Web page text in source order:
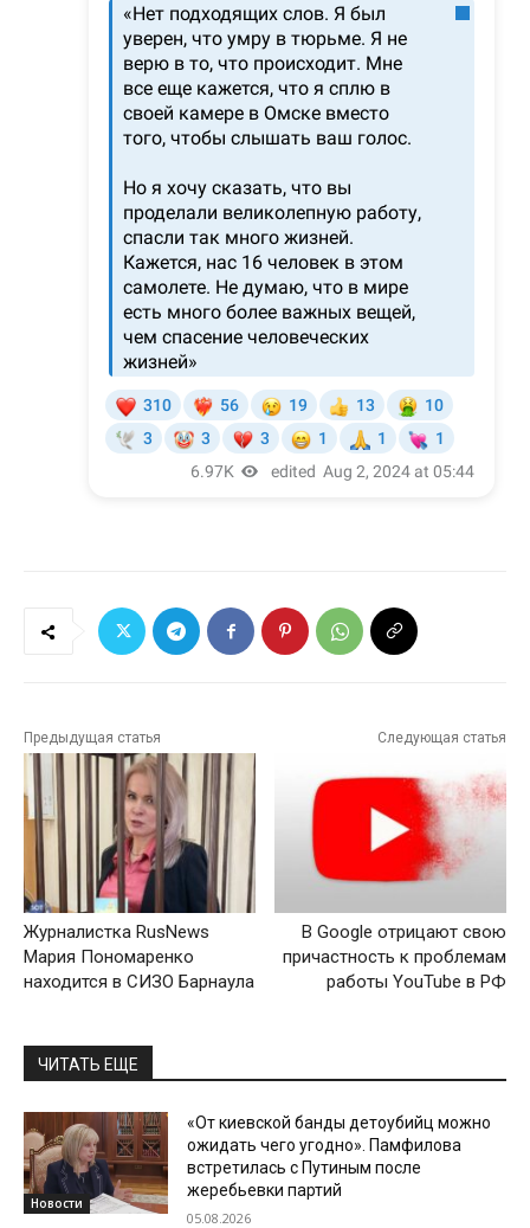
Предыдущая статья
Журналистка RusNews
Мария Пономаренко
находится в СИЗО Барнаула
Следующая статья
В Google отрицают свою
причастность к проблемам
работы YouTube в РФ
ЧИТАТЬ ЕЩЕ
Новости
«От киевской банды детоубийц можно
ожидать чего угодно». Памфилова
встретилась с Путиным после
жеребьевки партий
05.08.2026